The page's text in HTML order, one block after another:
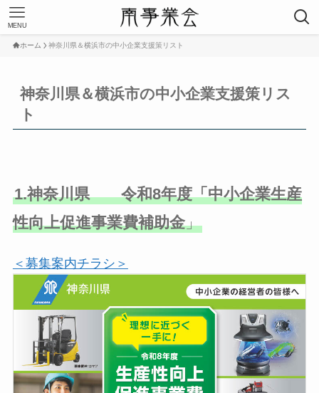
MENU
ホーム 神奈川県＆横浜市の中小企業支援策リスト
神奈川県＆横浜市の中小企業支援策リス
ト
1.神奈川県 令和8年度「中小企業生産
性向上促進事業費補助金」
＜募集案内チラシ＞